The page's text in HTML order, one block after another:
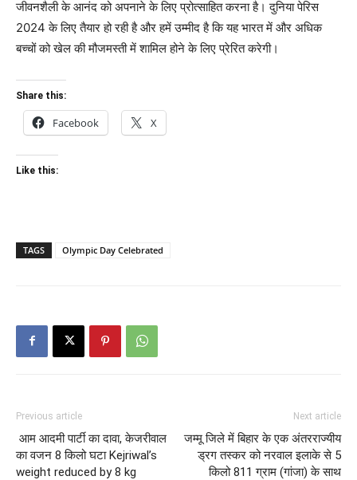
जीवनशैली के आनंद को अपनाने के लिए प्रोत्साहित करना है। दुनिया पेरिस
2024 के लिए तैयार हो रही है और हमें उम्मीद है कि यह भारत में और अधिक
बच्चों को खेल की मौजमस्ती में शामिल होने के लिए प्रेरित करेगी।
Share this:
Facebook X
Like this:
TAGS Olympic Day Celebrated
Previous article
आम आदमी पार्टी का दावा, केजरीवाल
का वजन 8 किलो घटा Kejriwal’s
weight reduced by 8 kg
Next article
जम्मू जिले में बिहार के एक अंतरराज्यीय
ड्रग तस्कर को नरवाल इलाके से 5
किलो 811 ग्राम (गांजा) के साथ